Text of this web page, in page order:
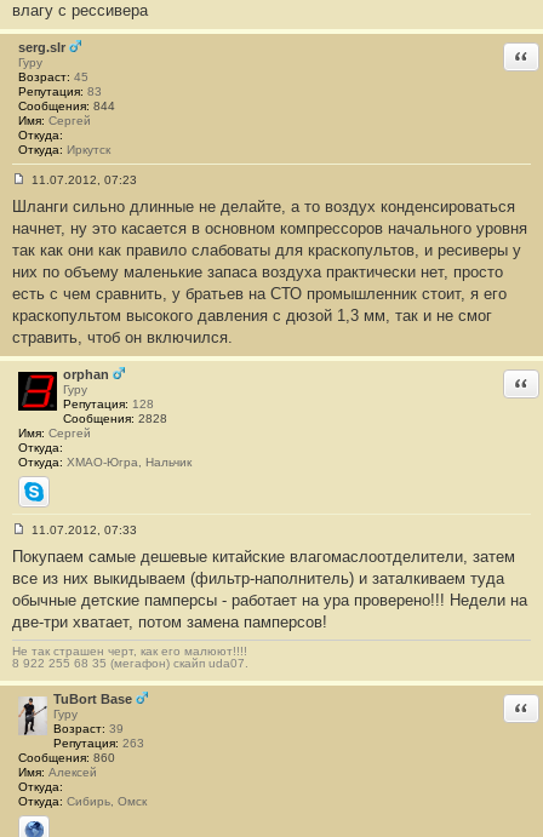
б
щ
е
н
и
е
#
2
влагу с рессивера
serg.slr
Гуру
Возраст: 45
Репутация: 83
Сообщения: 844
Имя: Сергей
Откуда:
Откуда: Иркутск
о
б
щ
н
и
#
3
11.07.2012, 07:23
Шланги сильно длинные не делайте, а то воздух конденсироваться
начнет, ну это касается в основном компрессоров начального уровня
так как они как правило слабоваты для краскопультов, и ресиверы у
них по объему маленькие запаса воздуха практически нет, просто
есть с чем сравнить, у братьев на СТО промышленник стоит, я его
краскопультом высокого давления с дюзой 1,3 мм, так и не смог
стравить, чтоб он включился.
orphan
Гуру
Репутация: 128
Сообщения: 2828
Имя: Сергей
Откуда:
Откуда: ХМАО-Югра, Нальчик
Skype
о
б
щ
н
и
е
#
4
11.07.2012, 07:33
Покупаем самые дешевые китайские влагомаслоотделители, затем
все из них выкидываем (фильтр-наполнитель) и заталкиваем туда
обычные детские памперсы - работает на ура проверено!!! Недели на
две-три хватает, потом замена памперсов!
Не так страшен черт, как его малюют!!!!
8 922 255 68 35 (мегафон) скайп uda07.
TuBort Base
Гуру
Возраст: 39
Репутация: 263
Сообщения: 860
Имя: Алексей
Откуда:
Откуда: Сибирь, Омск